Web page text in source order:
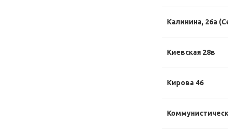
Калинина, 26а
Киевская 28в
Кирова 46